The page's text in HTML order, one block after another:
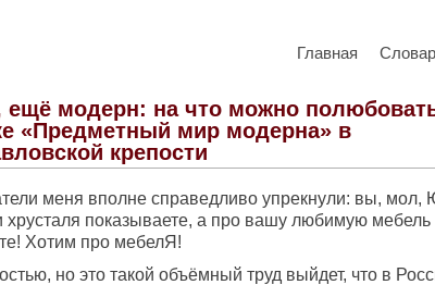
Главная
ещё модерн: на что можно
«Предметный мир модерна» в
крепости
меня вполне справедливо упрекнули: вы, мол,
показываете, а про вашу любимую мебель
Хотим про мебелЯ!
но это такой объёмный труд выйдет, что в